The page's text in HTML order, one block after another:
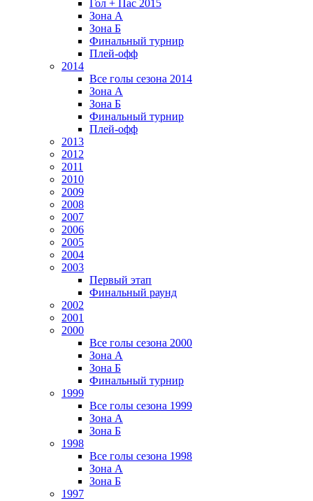
Гол + Пас 2015
Зона А
Зона Б
Финальный турнир
Плей-офф
2014
Все голы сезона 2014
Зона А
Зона Б
Финальный турнир
Плей-офф
2013
2012
2011
2010
2009
2008
2007
2006
2005
2004
2003
Первый этап
Финальный раунд
2002
2001
2000
Все голы сезона 2000
Зона А
Зона Б
Финальный турнир
1999
Все голы сезона 1999
Зона А
Зона Б
1998
Все голы сезона 1998
Зона А
Зона Б
1997